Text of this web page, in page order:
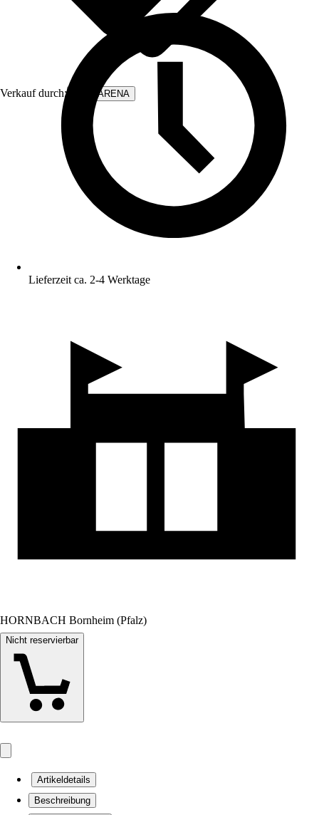
Verkauf durch: WALLARENA
Lieferzeit ca. 2-4 Werktage
HORNBACH Bornheim (Pfalz)
Nicht reservierbar
Artikeldetails
Beschreibung